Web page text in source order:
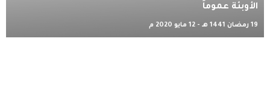
الأوبئة عموماً
19 رمضان 1441 هـ - 12 مايو 2020 م